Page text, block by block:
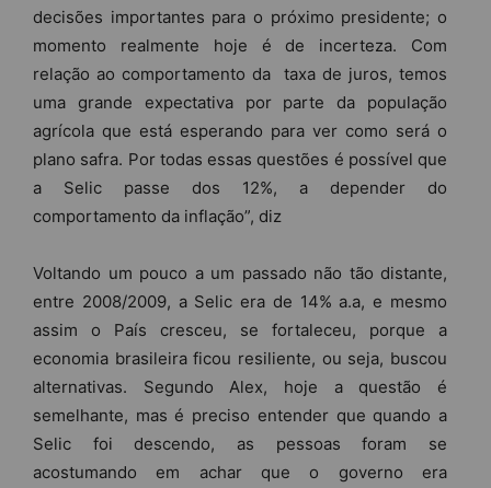
decisões importantes para o próximo presidente; o
momento realmente hoje é de incerteza. Com
relação ao comportamento da taxa de juros, temos
uma grande expectativa por parte da população
agrícola que está esperando para ver como será o
plano safra. Por todas essas questões é possível que
a Selic passe dos 12%, a depender do
comportamento da inflação”, diz
Voltando um pouco a um passado não tão distante,
entre 2008/2009, a Selic era de 14% a.a, e mesmo
assim o País cresceu, se fortaleceu, porque a
economia brasileira ficou resiliente, ou seja, buscou
alternativas. Segundo Alex, hoje a questão é
semelhante, mas é preciso entender que quando a
Selic foi descendo, as pessoas foram se
acostumando em achar que o governo era